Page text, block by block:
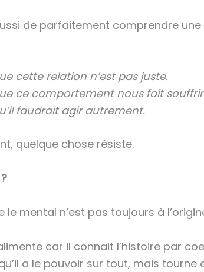
de parfaitement comprendre
cette relation n’est pas juste.
ce comportement nous fait
faudrait agir autrement.
quelque chose résiste.
le mental n’est pas toujours à
car il connait l’histoire par
a le pouvoir sur tout, mais tourne